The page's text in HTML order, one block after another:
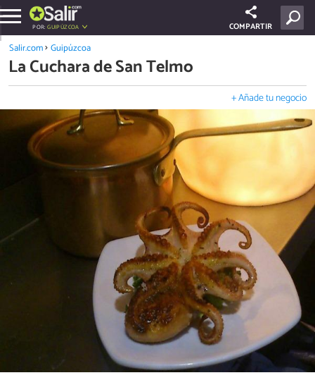
POR:GUIPÚZCOA COMPARTIR
Salir.com Guipúzcoa
La Cuchara de San Telmo
+ Añade tu negocio